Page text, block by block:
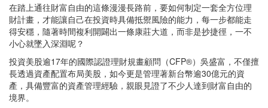
在踏上通往財富自由的這條漫漫長路前，要如何制定一套全方位理
財計畫，才能讓自己在投資時具備抵禦風險的能力，每一步都能走
得安穩，隨著時間複利開闢出一條康莊大道，而非是抄捷徑，一不
小心就墜入深淵呢？
投資美股逾17年的國際認證理財規畫顧問（CFP®）吳盛富，不僅擅
長透過資產配置布局美股，如今更是管理著新台幣逾30億元的資
產，具備豐富的資產管理經驗，親眼見證了不少人達到財富自由的
境界。